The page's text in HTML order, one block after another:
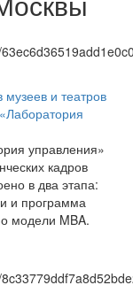
и театров
управления»
кадров
в два этапа:
и программа
модели MBA.